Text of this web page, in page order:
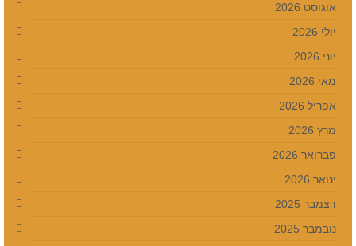
אוגוסט 2026
יולי 2026
יוני 2026
מאי 2026
אפריל 2026
מרץ 2026
פברואר 2026
ינואר 2026
דצמבר 2025
נובמבר 2025